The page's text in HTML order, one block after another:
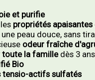
et purifie
propriétés
peau douce, sans
odeur fraîche
toute la famille dès 3 ans
Bio
tensio-actifs sulfatés